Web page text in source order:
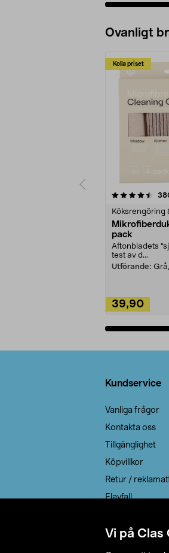
Vi på Clas
Ovanligt
Kolla priset
Köksrengöring
pack
Aftonbladets
test av d...
Utförande:
39,90
Kundservice
Vanliga frågor
Kontakta oss
Tillgänglighet
Köpvillkor
Retur /
Elavfall